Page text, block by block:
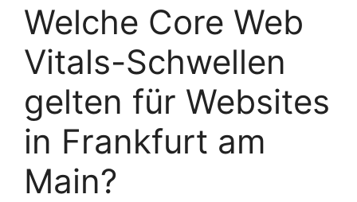
Welche Core Web
Vitals-Schwellen
gelten für Websites
in Frankfurt am
Main?